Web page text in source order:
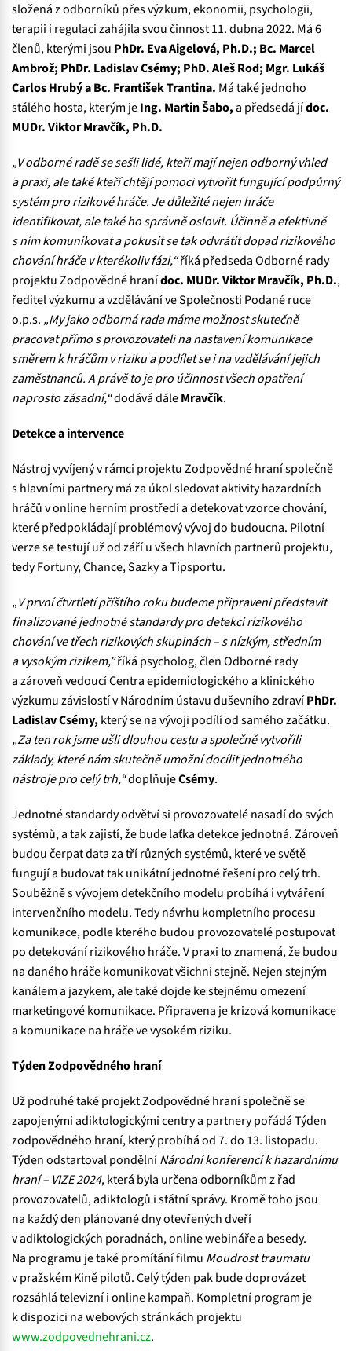
složená z odborníků přes výzkum, ekonomii, psychologii,
terapii i regulaci zahájila svou činnost 11. dubna 2022. Má 6
členů, kterými jsou PhDr. Eva Aigelová, Ph.D.; Bc. Marcel
Ambrož; PhDr. Ladislav Csémy; PhD. Aleš Rod; Mgr. Lukáš
Carlos Hrubý a Bc. František Trantina. Má také jednoho
stálého hosta, kterým jeIng. Martin Šabo,a předsedá jídoc.
MUDr. Viktor Mravčík, Ph.D.
„V odborné radě se sešli lidé, kteří mají nejen odborný vhled
a praxi, ale také kteří chtějí pomoci vytvořit fungující podpůrný
systém pro rizikové hráče. Je důležité nejen hráče
identifikovat, ale také ho správně oslovit. Účinně a efektivně
s ním komunikovat a pokusit se tak odvrátit dopad rizikového
chování hráče v kterékoliv fázi,“říká předseda Odborné rady
projektu Zodpovědné hranídoc. MUDr. Viktor Mravčík, Ph.D.,
ředitel výzkumu a vzdělávání ve Společnosti Podané ruce
o.p.s. „My jako odborná rada máme možnost skutečně
pracovat přímo s provozovateli na nastavení komunikace
směrem k hráčům v riziku a podílet se i na vzdělávání jejich
zaměstnanců. A právě to je pro účinnost všech opatření
naprosto zásadní,“dodává dáleMravčík.
Detekce a intervence
Nástroj vyvíjený v rámci projektu Zodpovědné hraní společně
s hlavními partnery má za úkol sledovat aktivity hazardních
hráčů v online herním prostředí a detekovat vzorce chování,
které předpokládají problémový vývoj do budoucna. Pilotní
verze se testují už od září u všech hlavních partnerů projektu,
tedy Fortuny, Chance, Sazky a Tipsportu.
„V první čtvrtletí příštího roku budeme připraveni představit
finalizované jednotné standardy pro detekci rizikového
chování ve třech rizikových skupinách – s nízkým, středním
a vysokým rizikem,”říká psycholog, člen Odborné rady
a zároveň vedoucí Centra epidemiologického a klinického
výzkumu závislostí v Národním ústavu duševního zdravíPhDr.
Ladislav Csémy, který se na vývoji podílí od samého začátku.
„Za ten rok jsme ušli dlouhou cestu a společně vytvořili
základy, které nám skutečně umožní docílit jednotného
nástroje pro celý trh,“doplňujeCsémy.
Jednotné standardy odvětví si provozovatelé nasadí do svých
systémů, a tak zajistí, že bude laťka detekce jednotná. Zároveň
budou čerpat data za tří různých systémů, které ve světě
fungují a budovat tak unikátní jednotné řešení pro celý trh.
Souběžně s vývojem detekčního modelu probíhá i vytváření
intervenčního modelu. Tedy návrhu kompletního procesu
komunikace, podle kterého budou provozovatelé postupovat
po detekování rizikového hráče. V praxi to znamená, že budou
na daného hráče komunikovat všichni stejně. Nejen stejným
kanálem a jazykem, ale také dojde ke stejnému omezení
marketingové komunikace. Připravena je krizová komunikace
a komunikace na hráče ve vysokém riziku.
Týden Zodpovědného hraní
Už podruhé také projekt Zodpovědné hraní společně se
zapojenými adiktologickými centry a partnery pořádá Týden
zodpovědného hraní, který probíhá od 7. do 13. listopadu.
Týden odstartoval pondělníNárodní konferencí k hazardnímu
hraní – VIZE 2024, která byla určena odborníkům z řad
provozovatelů, adiktologů i státní správy. Kromě toho jsou
na každý den plánované dny otevřených dveří
v adiktologických poradnách, online webináře a besedy.
Na programu je také promítání filmu Moudrost traumatu
v pražském Kině pilotů. Celý týden pak bude doprovázet
rozsáhlá televizní i online kampaň. Kompletní program je
k dispozici na webových stránkách projektu
www.zodpovednehrani.cz.